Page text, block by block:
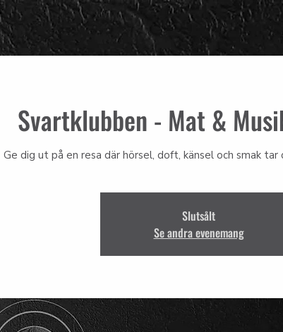
Svartklubben - Mat &
Ge dig ut på en resa där hörsel, doft, känsel och smak
Slutsålt
Se andra evenemang